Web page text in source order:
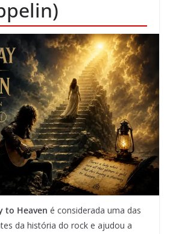
to Heaven é considerada uma das
da história do rock e ajudou a